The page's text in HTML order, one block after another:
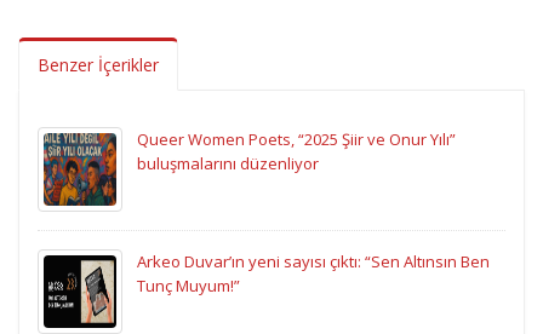
Benzer İçerikler
Queer Women Poets, “2025 Şiir ve Onur Yılı”
buluşmalarını düzenliyor
Arkeo Duvar’ın yeni sayısı çıktı: “Sen Altınsın Ben
Tunç Muyum!”